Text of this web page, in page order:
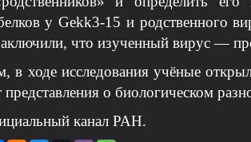
у Gekk3-15 и родственного
что изученный вирус —
в ходе исследования учёные
о биологическом
канал РАН.